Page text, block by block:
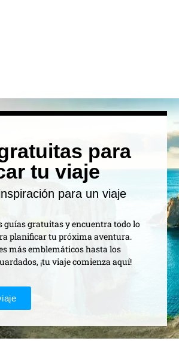
para
tu viaje
para un viaje
guías gratuitas y encuentra todo lo
planificar tu próxima aventura.
más emblemáticos hasta los
¡tu viaje comienza aquí!